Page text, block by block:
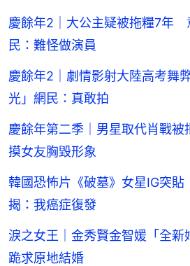
慶餘年2｜大公主疑被拖糧7年
民：難怪做演員
慶餘年2｜劇情影射大陸高考舞
光」網民：真敢拍
慶餘年第二季｜男星取代肖戰
摸女友胸毀形象
韓國恐怖片《破墓》女星IG突
揭：我癌症復發
淚之女王｜金秀賢金智媛「全
跪求原地結婚